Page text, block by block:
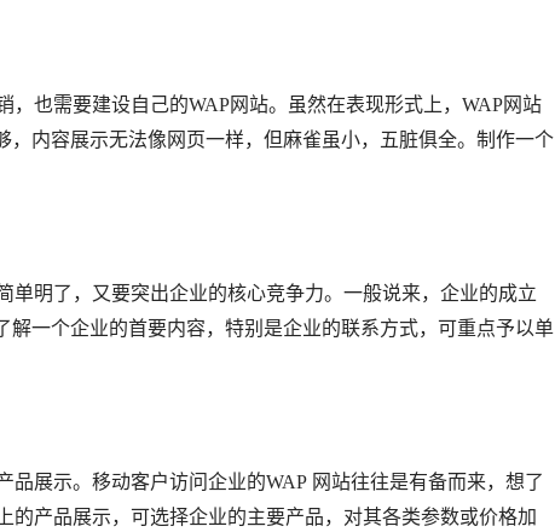
也需要建设自己的WAP网站。虽然在表现形式上，WAP网站
内容展示无法像网页一样，但麻雀虽小，五脏俱全。制作一个
明了，又要突出企业的核心竞争力。一般说来，企业的成立
一个企业的首要内容，特别是企业的联系方式，可重点予以单
展示。移动客户访问企业的WAP 网站往往是有备而来，想了
的产品展示，可选择企业的主要产品，对其各类参数或价格加